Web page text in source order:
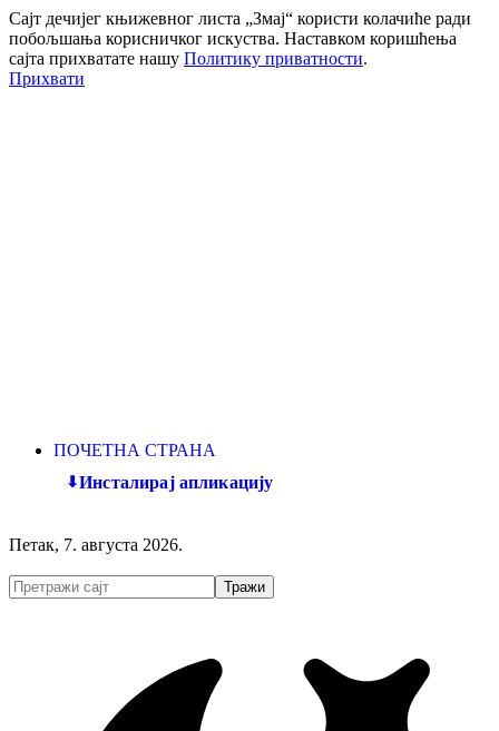
Сајт дечијег књижевног листа „Змај“ користи колачиће ради
побољшања корисничког искуства. Наставком коришћења
сајта прихватате нашу Политику приватности.
Прихвати
ПОЧЕТНА СТРАНА
Инсталирај апликацију
Петак, 7. августа 2026.